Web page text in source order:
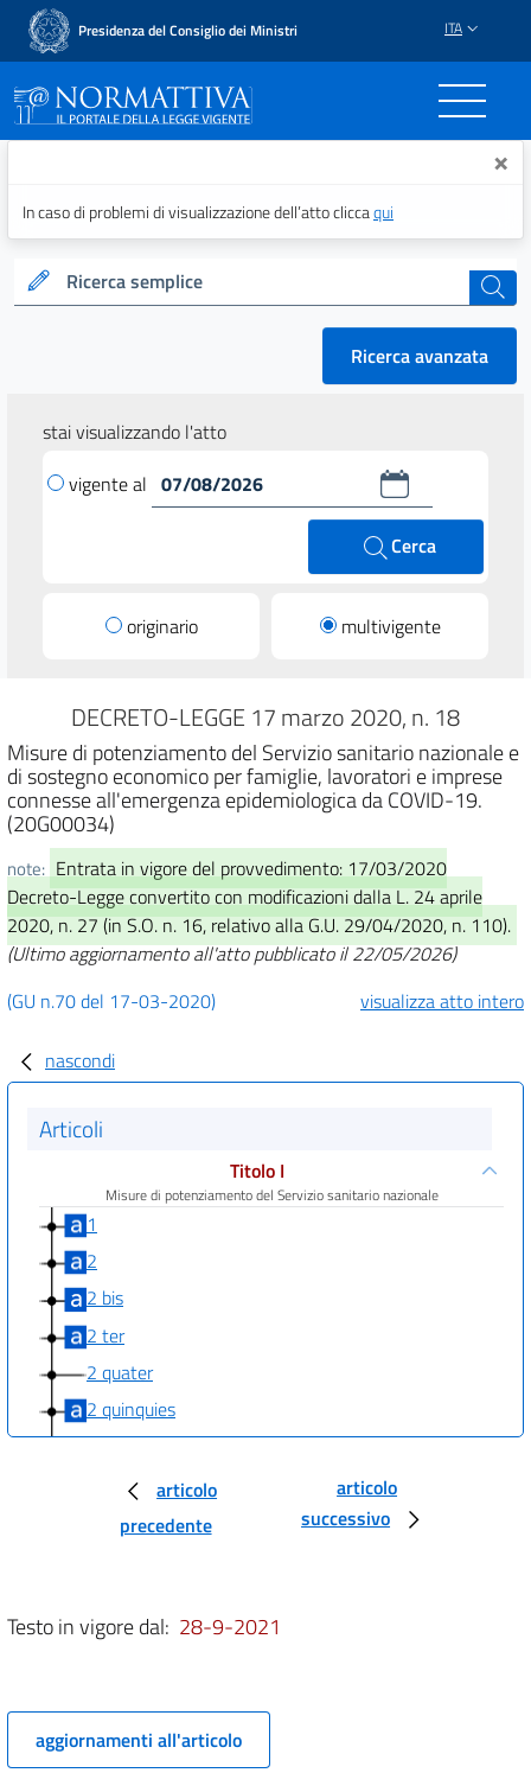
Presidenza del Consiglio dei Ministri ITA
Normattiva - Il portale ×
In caso di problemi di visualizzazione dell’atto cliccaqui
Ricerca semplice cerca
Ricerca avanzata
stai visualizzando l'atto
vigente al
Cerca
originario multivigente
DECRETO-LEGGE 17 marzo 2020, n. 18
Misure di potenziamento del Servizio sanitario nazionale e
di sostegno economico per famiglie, lavoratori e imprese
connesse all'emergenza epidemiologica da COVID-19.
(20G00034)
note: Entrata in vigore del provvedimento: 17/03/2020
Decreto-Legge convertito con modificazioni dalla L. 24 aprile
2020, n. 27 (in S.O. n. 16, relativo alla G.U. 29/04/2020, n. 110).
(Ultimo aggiornamento all'atto pubblicato il 22/05/2026)
(GU n.70 del 17-03-2020)
visualizza atto intero
nascondi
Articoli
Titolo I
Misure di potenziamento del Servizio sanitario nazionale
1
2
2 bis
2 ter
2 quater
2 quinquies
2 sexies
2 septies
4 ter
5 bis
5 ter
articolo
precedente
articolo
successivo
Testo in vigore dal: 28-9-2021
aggiornamenti all'articolo